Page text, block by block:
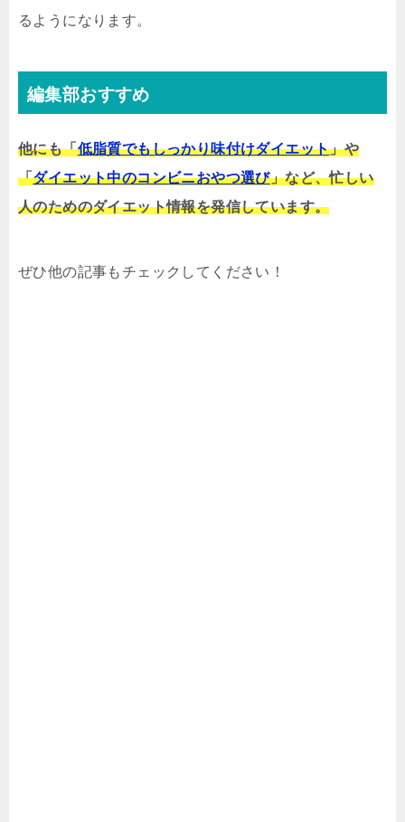
るようになります。
編集部おすすめ
他にも「低脂質でもしっかり味付けダイエット」や
「ダイエット中のコンビニおやつ選び」など、忙しい
人のためのダイエット情報を発信しています。
ぜひ他の記事もチェックしてください！